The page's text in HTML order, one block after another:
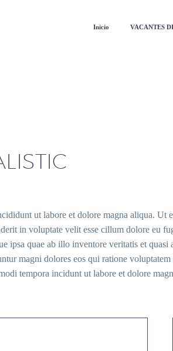
Inicio VACANTES
ut labore et dolore magna aliqua.
in voluptate velit esse cillum dolore eu
ipsa quae ab illo inventore veritatis et
magni dolores eos qui ratione
tempora incidunt ut labore et dolore